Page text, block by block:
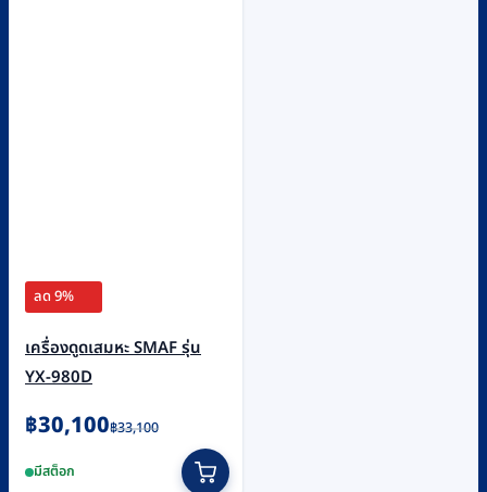
ลด 9%
เครื่องดูดเสมหะ SMAF รุ่น
YX-980D
฿33,100
Original
was:
฿30,100
Current
is:มีสต็อก